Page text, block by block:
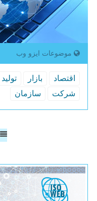
موضوعات ایزو وب
اقتصاد بازار تولید
شركت
سازمان